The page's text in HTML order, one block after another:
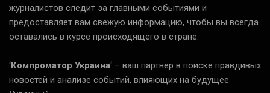
журналистов следит за главными событиями и
предоставляет вам свежую информацию, чтобы вы всегда
оставались в курсе происходящего в стране.
‘Компроматор Украина‘ – ваш партнер в поиске правдивых
новостей и анализе событий, влияющих на будущее